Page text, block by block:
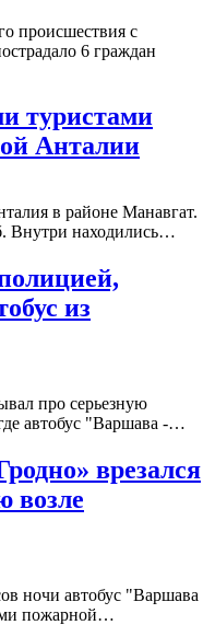
происшествия с
6 граждан
туристами
Анталии
в районе Манавгат.
Внутри находились…
из
про серьезную
автобус "Варшава -…
врезался
возле
ночи автобус "Варшава
пожарной…